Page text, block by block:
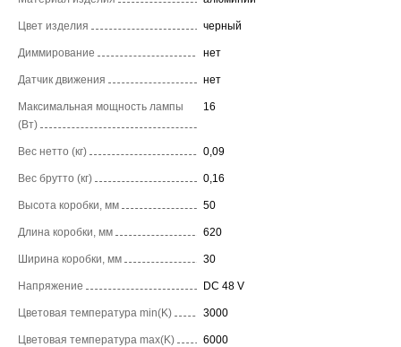
Цвет изделия черный
Диммирование нет
Датчик движения нет
Максимальная мощность лампы
(Вт)
16
Вес нетто (кг) 0,09
Вес брутто (кг) 0,16
Высота коробки, мм 50
Длина коробки, мм 620
Ширина коробки, мм 30
Напряжение DC 48 V
Цветовая температура min(K) 3000
Цветовая температура max(K) 6000